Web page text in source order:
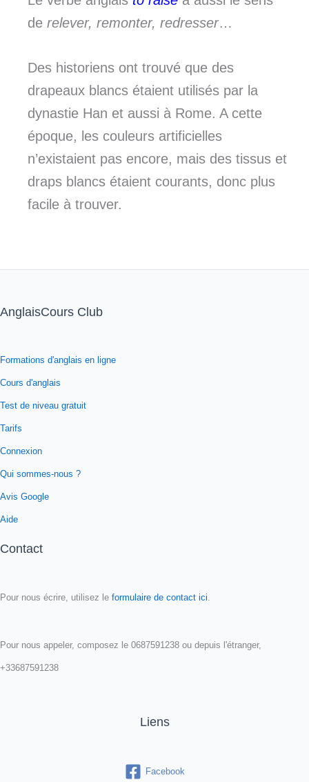
de relever, remonter, redresser…
Des historiens ont trouvé que des
drapeaux blancs étaient utilisés par la
dynastie Han et aussi à Rome. A cette
époque, les couleurs artificielles
n’existaient pas encore, mais des tissus et
draps blancs étaient courants, donc plus
facile à trouver.
AnglaisCours Club
Formations d'anglais en ligne
Cours d'anglais
Test de niveau gratuit
Tarifs
Connexion
Qui sommes-nous ?
Avis Google
Aide
Contact
Pour nous écrire, utilisez le formulaire de contact ici
Pour nous appeler, composez le 0687591238 ou depuis l'étranger,
+33687591238
Liens
Facebook